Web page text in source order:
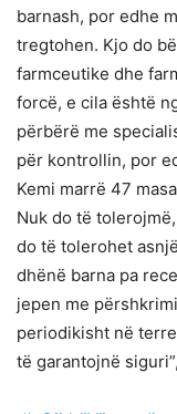
barnash, por edhe
tregtohen. Kjo do
farmceutike dhe
forcë, e cila është
përbërë me
për kontrollin, por
Kemi marrë 47
Nuk do të
do të tolerohet
dhënë barna pa
jepen me
periodikisht në
të garantojnë